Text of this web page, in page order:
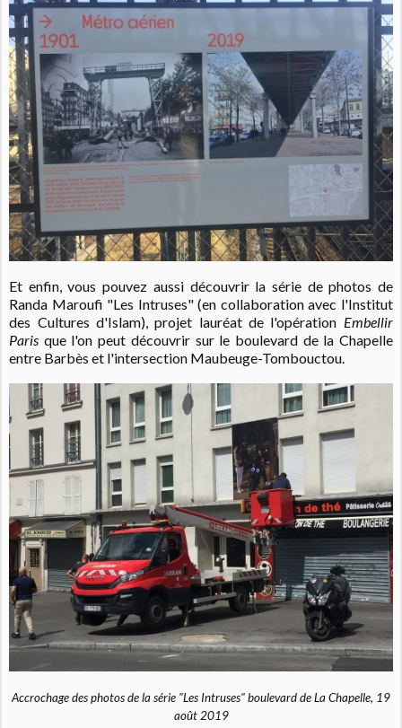
Et enfin, vous pouvez aussi découvrir la série de photos de
Randa Maroufi "Les Intruses" (en collaboration avec l'Institut
des Cultures d'Islam), projet lauréat de l'opération Embellir
Paris que l'on peut découvrir sur le boulevard de la Chapelle
entre Barbès et l'intersection Maubeuge-Tombouctou.
Accrochage des photos de la série "Les Intruses" boulevard de La Chapelle, 19
août 2019